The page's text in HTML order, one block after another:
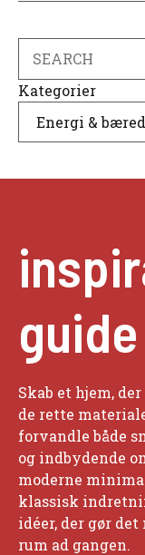
Kategorier
guide
Skab et hjem,
de rette
forvandle både
og indbydende
moderne
klassisk
idéer, der gør
rum ad gangen.